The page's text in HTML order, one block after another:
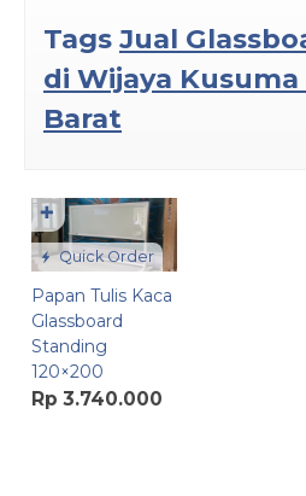
Tags Jual
di Wijaya
Barat
Quick Order
Papan Tulis Kaca
Glassboard
Standing
120×200
Rp 3.740.000
✚